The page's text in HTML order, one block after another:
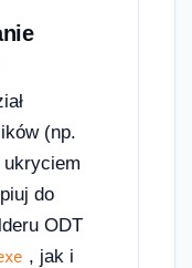
(np.
ukryciem
do
ODT
, jak i